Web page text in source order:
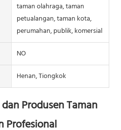
taman olahraga, taman
petualangan, taman kota,
perumahan, publik, komersial
NO
Henan, Tiongkok
Produsen Taman
Profesional